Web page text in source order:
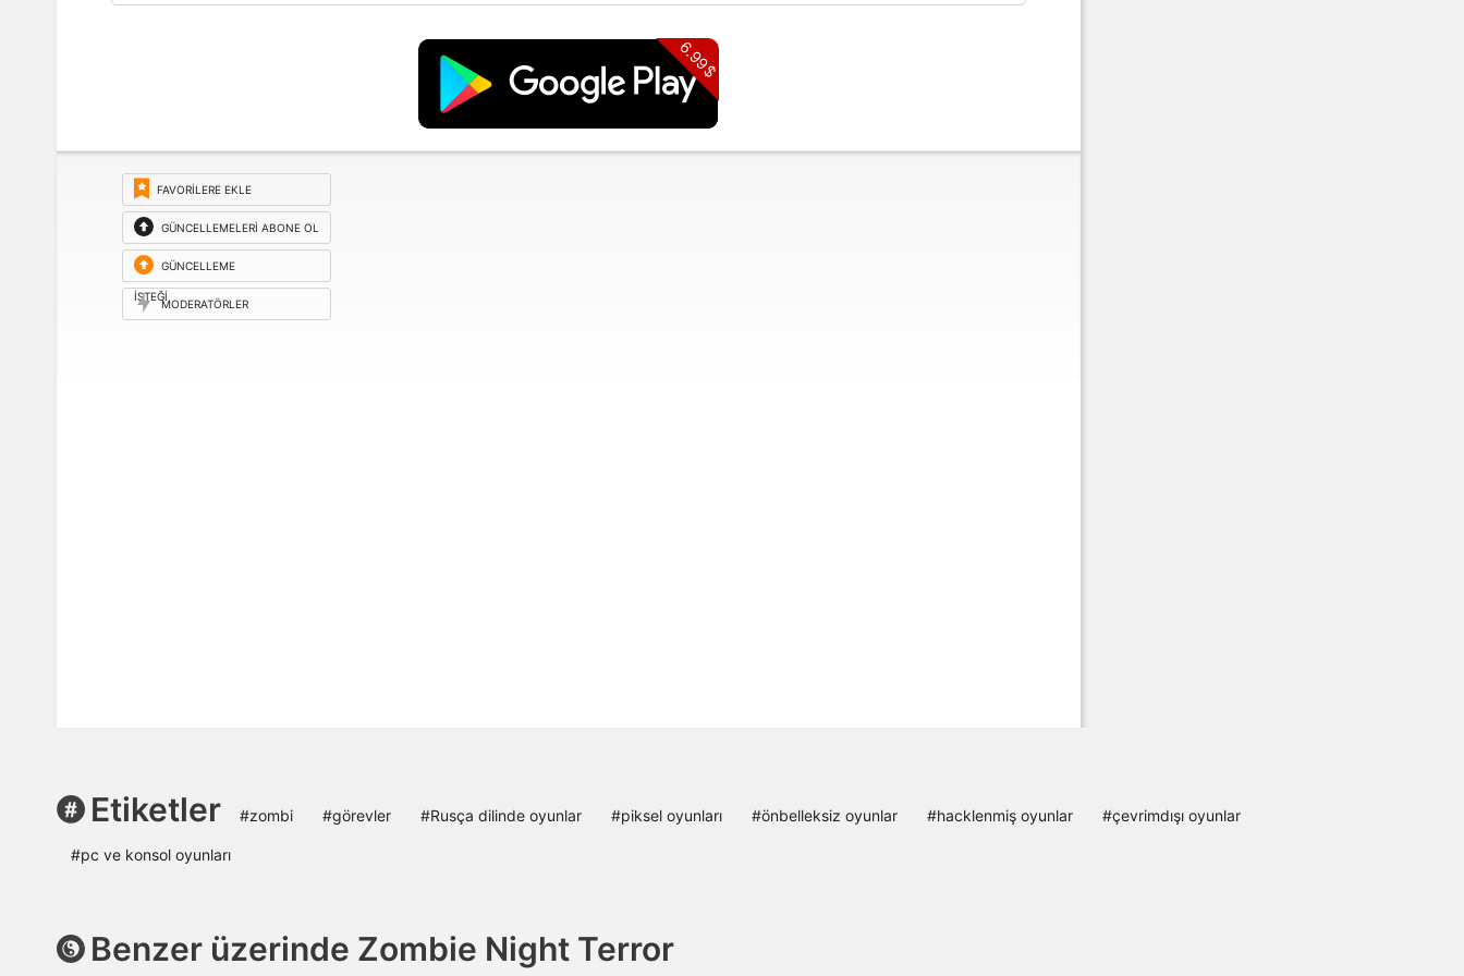
6.99$
FAVORILERE EKLE
GÜNCELLEMELERI ABONE OL
GÜNCELLEME
ISTEĞI
MODERATÖRLER
Etiketler #zombi #görevler #Rusça dilinde oyunlar #piksel oyunları #önbelleksiz oyunlar #hacklenmiş oyunlar #çevrimdışı oyunlar
#pc ve konsol oyunları
Benzer üzerinde Zombie Night Terror